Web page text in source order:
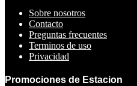
Sobre nosotros
Contacto
Preguntas frecuentes
Terminos de uso
Privacidad
Promociones de Estacion